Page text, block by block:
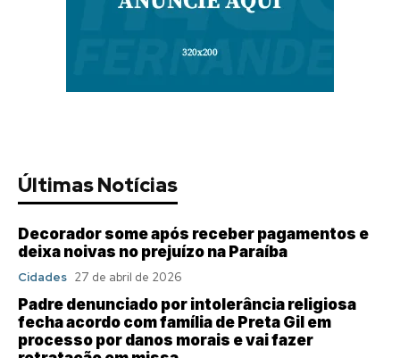
Últimas Notícias
Decorador some após receber pagamentos e
deixa noivas no prejuízo na Paraíba
Cidades 27 de abril de 2026
Padre denunciado por intolerância religiosa
fecha acordo com família de Preta Gil em
processo por danos morais e vai fazer